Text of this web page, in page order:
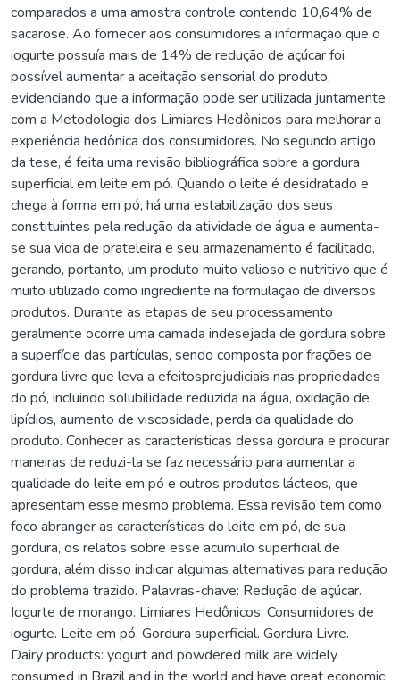
comparados a uma amostra controle contendo 10,64% de
sacarose. Ao fornecer aos consumidores a informação que o
iogurte possuía mais de 14% de redução de açúcar foi
possível aumentar a aceitação sensorial do produto,
evidenciando que a informação pode ser utilizada juntamente
com a Metodologia dos Limiares Hedônicos para melhorar a
experiência hedônica dos consumidores. No segundo artigo
da tese, é feita uma revisão bibliográfica sobre a gordura
superficial em leite em pó. Quando o leite é desidratado e
chega à forma em pó, há uma estabilização dos seus
constituintes pela redução da atividade de água e aumenta-
se sua vida de prateleira e seu armazenamento é facilitado,
gerando, portanto, um produto muito valioso e nutritivo que é
muito utilizado como ingrediente na formulação de diversos
produtos. Durante as etapas de seu processamento
geralmente ocorre uma camada indesejada de gordura sobre
a superfície das partículas, sendo composta por frações de
gordura livre que leva a efeitosprejudiciais nas propriedades
do pó, incluindo solubilidade reduzida na água, oxidação de
lipídios, aumento de viscosidade, perda da qualidade do
produto. Conhecer as características dessa gordura e procurar
maneiras de reduzi-la se faz necessário para aumentar a
qualidade do leite em pó e outros produtos lácteos, que
apresentam esse mesmo problema. Essa revisão tem como
foco abranger as características do leite em pó, de sua
gordura, os relatos sobre esse acumulo superficial de
gordura, além disso indicar algumas alternativas para redução
do problema trazido. Palavras-chave: Redução de açúcar.
Iogurte de morango. Limiares Hedônicos. Consumidores de
iogurte. Leite em pó. Gordura superficial. Gordura Livre.
Dairy products: yogurt and powdered milk are widely